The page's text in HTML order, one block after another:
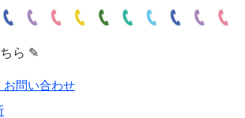
ら ✎
お問い合わせ